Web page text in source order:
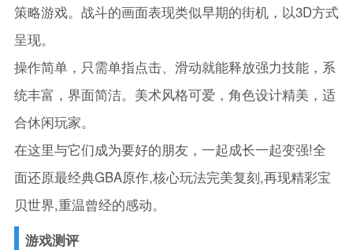
策略游戏。战斗的画面表现类似早期的街机，以3D方式
呈现。
操作简单，只需单指点击、滑动就能释放强力技能，系
统丰富，界面简洁。美术风格可爱，角色设计精美，适
合休闲玩家。
在这里与它们成为要好的朋友，一起成长一起变强!全
面还原最经典GBA原作,核心玩法完美复刻,再现精彩宝
贝世界,重温曾经的感动。
游戏测评